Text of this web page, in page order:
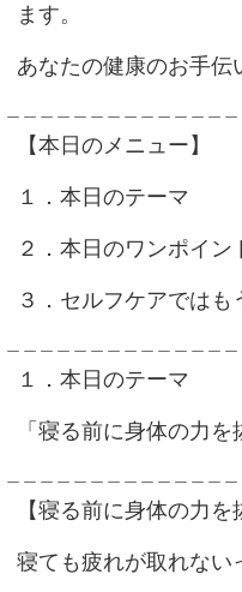
ます。
あなたの健康のお手伝
【本日のメニュー】
１．本日のテーマ
２．本日のワンポイン
３．セルフケアでは
１．本日のテーマ
「寝る前に身体の力を
【寝る前に身体の力を
寝ても疲れが取れない